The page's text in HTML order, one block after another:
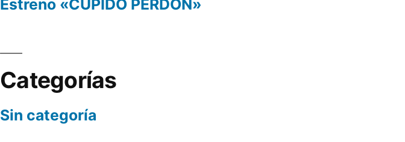
Estreno «CUPIDO PERDÓN»
Categorías
Sin categoría